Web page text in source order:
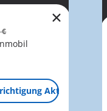
€
Aktiv